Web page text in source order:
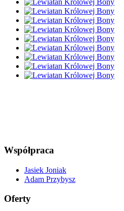
Współpraca
Jasiek Joniak
Adam Przybysz
Oferty